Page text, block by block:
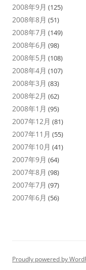
2008年9月 (125)
2008年8月 (51)
2008年7月 (149)
2008年6月 (98)
2008年5月 (108)
2008年4月 (107)
2008年3月 (83)
2008年2月 (62)
2008年1月 (95)
2007年12月 (81)
2007年11月 (55)
2007年10月 (41)
2007年9月 (64)
2007年8月 (98)
2007年7月 (97)
2007年6月 (56)
Proudly powered by